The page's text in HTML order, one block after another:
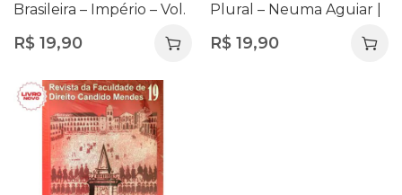
Brasileira – Império – Vol.
R$ 19,90
Plural – Neuma Aguiar |
Cidade
R$ 19,90